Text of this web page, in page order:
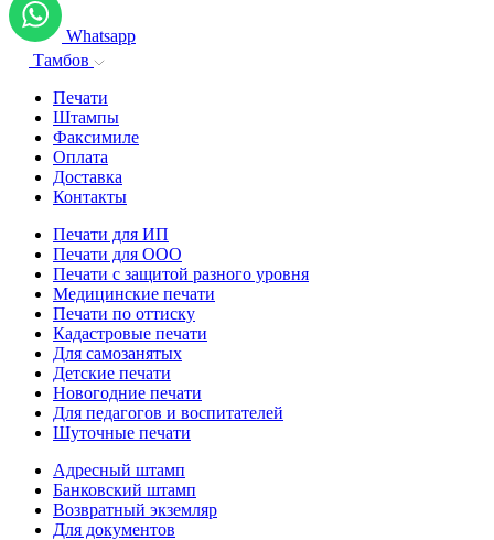
Whatsapp
Тамбов
Печати
Штампы
Факсимиле
Оплата
Доставка
Контакты
Печати для ИП
Печати для ООО
Печати с защитой разного уровня
Медицинские печати
Печати по оттиску
Кадастровые печати
Для самозанятых
Детские печати
Новогодние печати
Для педагогов и воспитателей
Шуточные печати
Адресный штамп
Банковский штамп
Возвратный экземляр
Для документов